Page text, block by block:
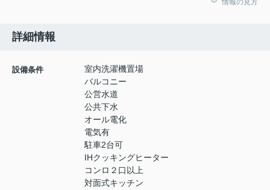
情報の見方
詳細情報
設備条件
室内洗濯機置場
バルコニー
公営水道
公共下水
オール電化
電気有
駐車2台可
IHクッキングヒーター
コンロ２口以上
対面式キッチン